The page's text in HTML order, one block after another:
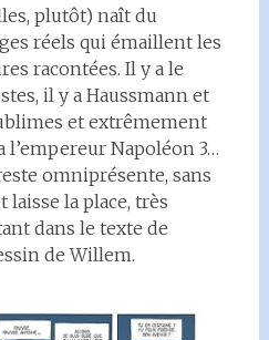
plutôt) naît du
réels qui émaillent les
racontées. Il y a le
il y a Haussmann et
et extrêmement
l’empereur Napoléon 3…
omniprésente, sans
laisse la place, très
dans le texte de
de Willem.